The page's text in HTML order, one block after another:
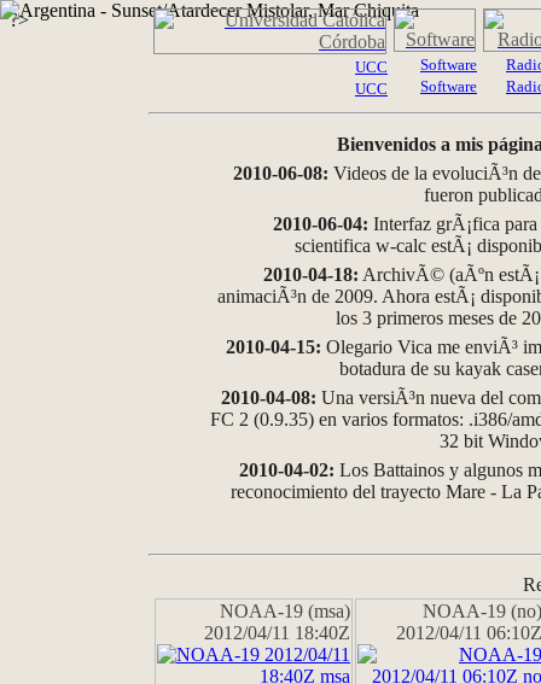
?>
UCC
UCC
Software
Software
Bienvenidos a mis
2010-06-08: Videos de la evoluciÃ³n
fueron
2010-06-04: Interfaz grÃ¡fica
scientifica w-calc estÃ¡
2010-04-18: ArchivÃ© (aÃºn
animaciÃ³n de 2009. Ahora estÃ¡
los 3 primeros meses de
2010-04-15: Olegario Vica me enviÃ³
botadura de su kayak
2010-04-08: Una versiÃ³n nueva del
FC 2 (0.9.35) en varios formatos: .i386/
32 bit
2010-04-02: Los Battainos y algunos
reconocimiento del trayecto Mare - La
NOAA-19 (msa)
2012/04/11 18:40Z
NOAA-19 (no)
2012/04/11 06:10Z